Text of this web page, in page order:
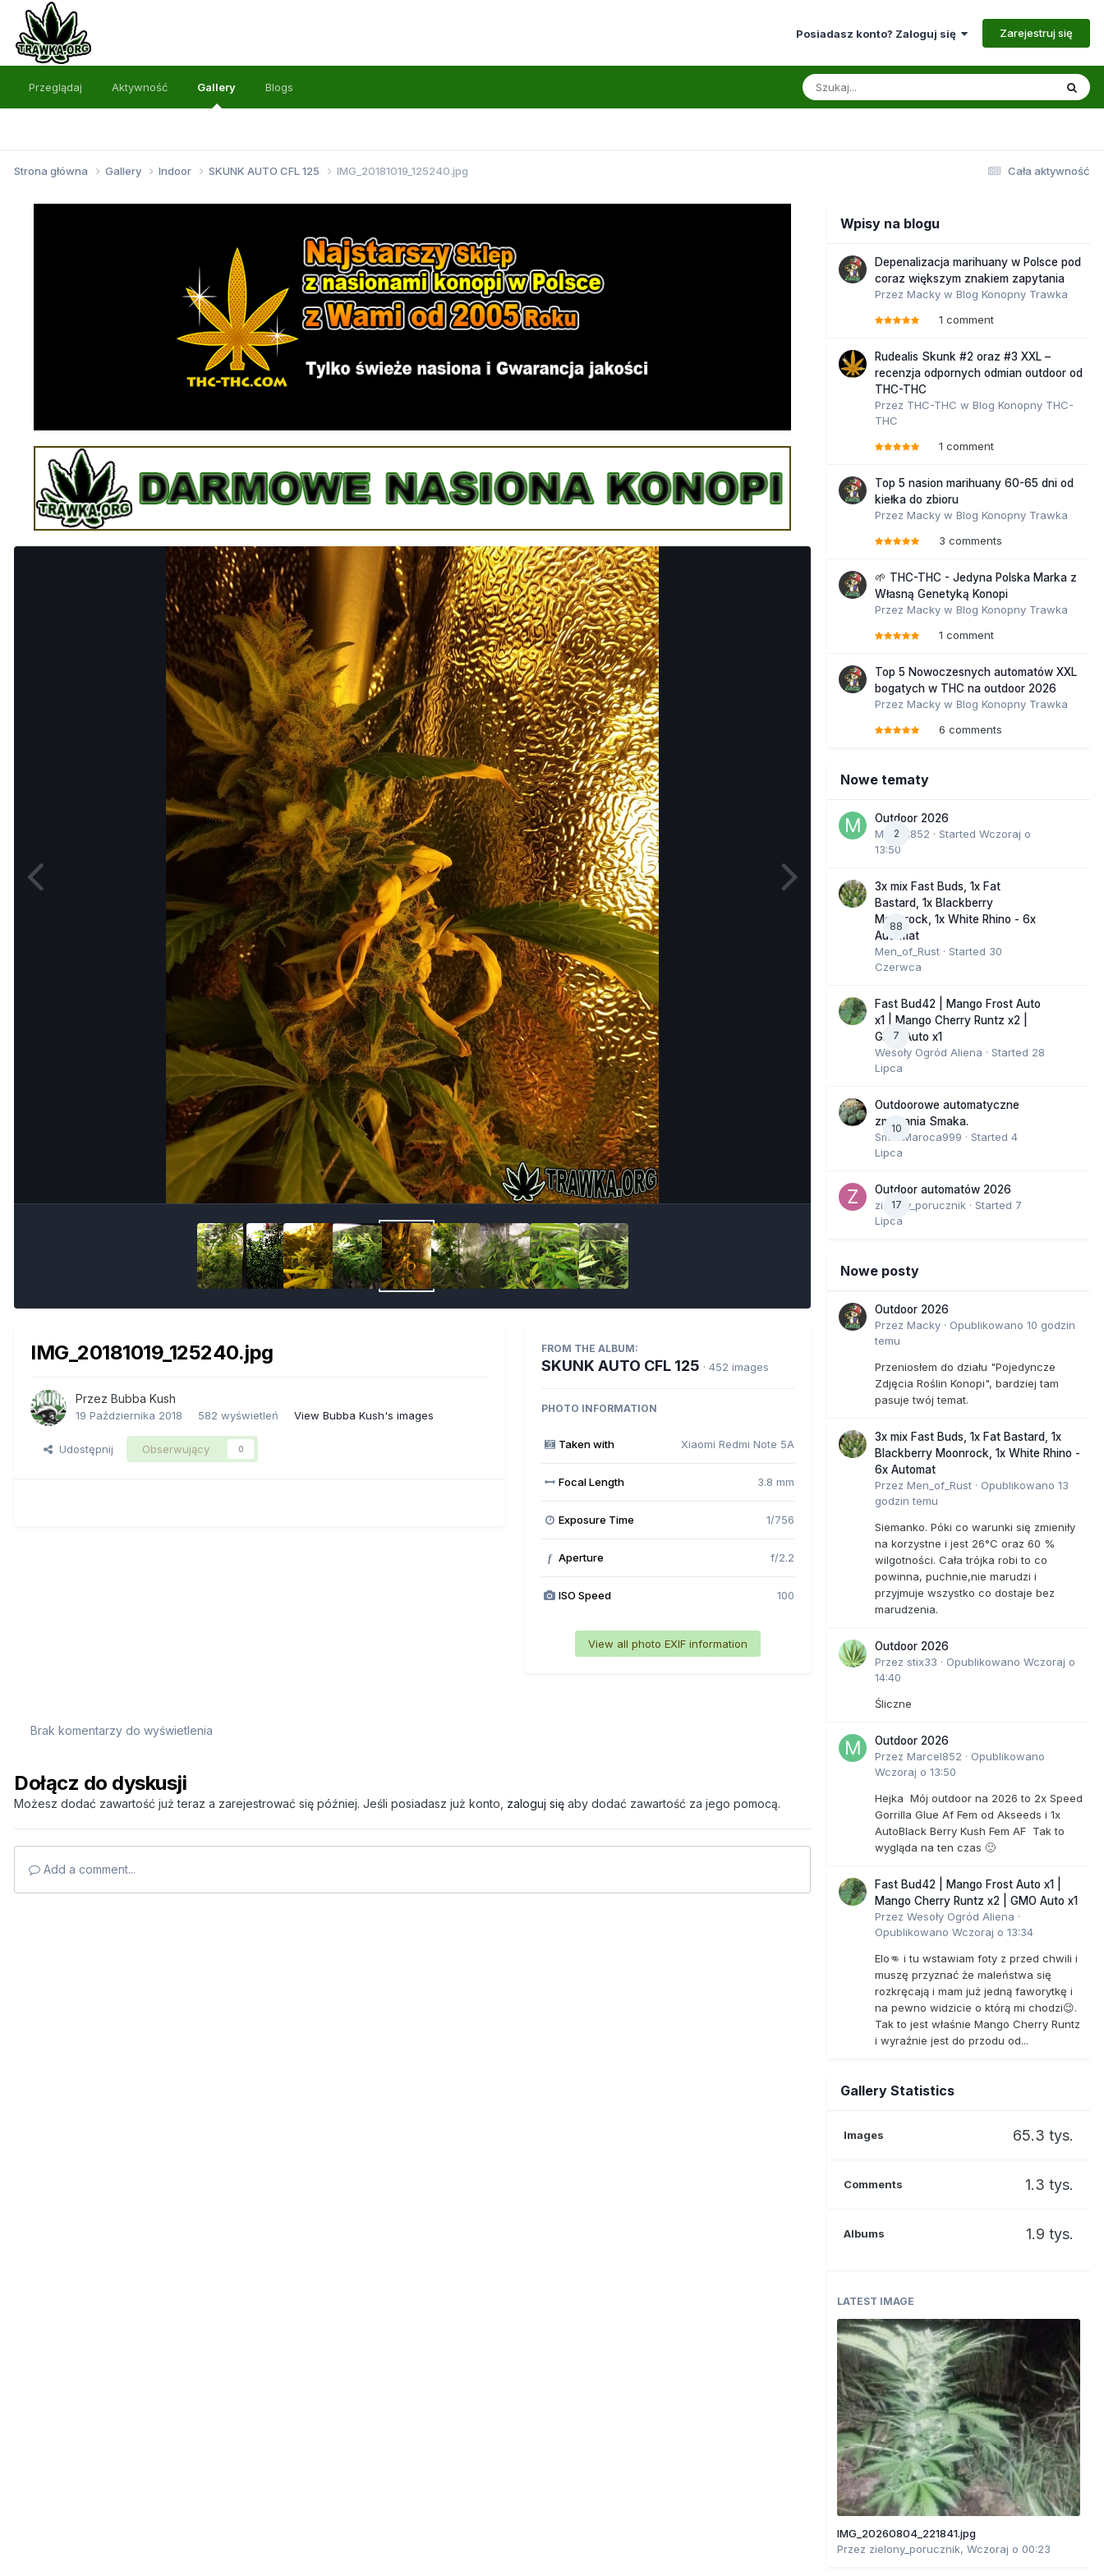
Posiadasz konto? Zaloguj się Zarejestruj się
Przeglądaj Aktywność Gallery Blogs
Cała aktywność
Strona główna Gallery Indoor SKUNK AUTO CFL 125 IMG_20181019_125240.jpg
IMG_20181019_125240.jpg
Przez Bubba Kush
19 Października 2018 582 wyświetleń View Bubba Kush's images
Udostępnij Obserwujący 0
FROM THE ALBUM:
SKUNK AUTO CFL 125 · 452 images
PHOTO INFORMATION
Taken with Xiaomi Redmi Note 5A
Focal Length 3.8 mm
Exposure Time 1/756
f Aperture f/2.2
ISO Speed 100
View all photo EXIF information
Brak komentarzy do wyświetlenia
Dołącz do dyskusji
Możesz dodać zawartość już teraz a zarejestrować się później. Jeśli posiadasz już konto, zaloguj się aby dodać zawartość za jego pomocą.
Add a comment...
Wpisy na blogu
Depenalizacja marihuany w Polsce pod
coraz większym znakiem zapytania
Przez Macky w Blog Konopny Trawka
1 comment
Rudealis Skunk #2 oraz #3 XXL –
recenzja odpornych odmian outdoor od
THC-THC
Przez THC-THC w Blog Konopny THC-
THC
1 comment
Top 5 nasion marihuany 60-65 dni od
kiełka do zbioru
Przez Macky w Blog Konopny Trawka
3 comments
🌱 THC-THC - Jedyna Polska Marka z
Własną Genetyką Konopi
Przez Macky w Blog Konopny Trawka
1 comment
Top 5 Nowoczesnych automatów XXL
bogatych w THC na outdoor 2026
Przez Macky w Blog Konopny Trawka
6 comments
Nowe tematy
2
Outdoor 2026
Marcel852 · Started Wczoraj o
13:50
88
3x mix Fast Buds, 1x Fat
Bastard, 1x Blackberry
Moonrock, 1x White Rhino - 6x
Automat
Men_of_Rust · Started 30
Czerwca
7
Fast Bud42 | Mango Frost Auto
x1 | Mango Cherry Runtz x2 |
GMO Auto x1
Wesoły Ogród Aliena · Started 28
Lipca
10
Outdoorowe automatyczne
zmagania Smaka.
SmakMaroca999 · Started 4
Lipca
17
Outdoor automatów 2026
zielony_porucznik · Started 7
Lipca
Nowe posty
Outdoor 2026
Przez Macky · Opublikowano 10 godzin
temu
Przeniosłem do działu "Pojedyncze
Zdjęcia Roślin Konopi", bardziej tam
pasuje twój temat.
3x mix Fast Buds, 1x Fat Bastard, 1x
Blackberry Moonrock, 1x White Rhino -
6x Automat
Przez Men_of_Rust · Opublikowano 13
godzin temu
Siemanko. Póki co warunki się zmieniły
na korzystne i jest 26°C oraz 60 %
wilgotności. Cała trójka robi to co
powinna, puchnie,nie marudzi i
przyjmuje wszystko co dostaje bez
marudzenia.
Outdoor 2026
Przez stix33 · Opublikowano Wczoraj o
14:40
Śliczne
Outdoor 2026
Przez Marcel852 · Opublikowano
Wczoraj o 13:50
Hejka Mój outdoor na 2026 to 2x Speed
Gorrilla Glue Af Fem od Akseeds i 1x
AutoBlack Berry Kush Fem AF Tak to
wygląda na ten czas 🙂
Fast Bud42 | Mango Frost Auto x1 |
Mango Cherry Runtz x2 | GMO Auto x1
Przez Wesoły Ogród Aliena ·
Opublikowano Wczoraj o 13:34
Elo👊 i tu wstawiam foty z przed chwili i
muszę przyznać że maleństwa się
rozkręcają i mam już jedną faworytkę i
na pewno widzicie o którą mi chodzi😉.
Tak to jest właśnie Mango Cherry Runtz
i wyraźnie jest do przodu od...
Gallery Statistics
Images 65.3 tys.
Comments 1.3 tys.
Albums 1.9 tys.
LATEST IMAGE
IMG_20260804_221841.jpg
Przez zielony_porucznik, Wczoraj o 00:23